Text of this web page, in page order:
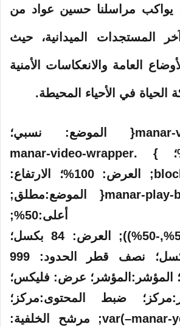
يواكب مراسلنا حسين عواد من
المستجدات الميدانية، حيث
العامة والانعكاسات الأمنية
الحياة في الأحياء المحيطة.
.manar-video-wrapper{ الموضع: نسبي؛
العرض: 100%؛ } .manar-video-wrapper
video{ عرض:block; العرض: 100%؛ الارتفاع:
تلقائي؛ } .manar-play-btn{ الموضع:مطلق;
اليسار:50%; أعلى:50%;
تحويل:ترجمة(-50%,-50%)); العرض: 84 بكسل؛
الارتفاع: 84 بكسل؛ نصف قطر الحدود: 999
بكسل؛ الحدود:0؛ المؤشر:المؤشر؛ عرض: فليكس؛
ضبط المحتوى:مركز؛
الخلفية: var(–manar-yellow); مرشح الخلفية: